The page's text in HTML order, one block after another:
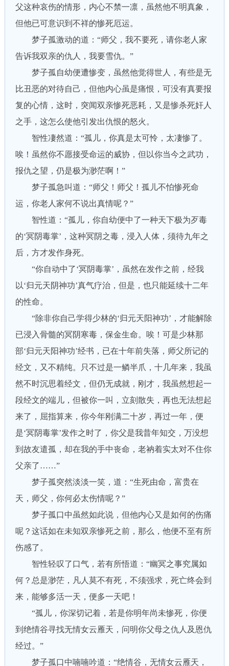
父这种哀伤的情形，内心不禁一凛，虽然他不明真象，
但他已可意识到不祥的惨死厄运。
梦子孤激动的道：“师父，我不要死，请你老人家
告诉我双亲的仇人，我要雪仇。”
梦子孤自幼便遭惨变，虽然他觉得世人，有些是无
比丑恶的对待自己，但他内心虽是痛恨，可没有真要报
复的心情，这时，突闻双亲惨死恶耗，又是惨杀死奸人
之手，这怎么使他引发出仇恨的怒火。
智性凄然道：“孤儿，你真是太可怜，太凄惨了。
唉！虽然你不愿接受命运的威协，但以你当今之武功，
报仇之望，仍是极为渺茫啊！”
梦子孤急叫道：“师父！师父！孤儿不怕惨死命
运，你老人家何不说出真情呢？”
智性道：“孤儿，你自幼便中了一种天下极为歹毒
的‘冥阴毒掌’，这种冥阴之毒，浸入人体，须待九年之
后，方才发作身死。
“你自动中了‘冥阴毒掌’，虽然在发作之前，经我
以‘归元天阴神功’真气疗治，但是，也只能延续十二年
的性命。
“除非你自己学得少林的‘归元天阳神功’，才能解除
已浸入骨髓的冥阴寒毒，保金生命。唉！可是少林那
部‘归元天阳神功’经书，已在十年前失落，师父所记的
经文，又不精纯。只不过是一鳞半爪，十几年来，我虽
然不时沉思着经文，但仍无成就，刚才，我虽然想起一
段经文的端儿，但被你一叫，立刻散失，再也无法想起
来了，屈指算来，你今年刚满二十岁，再过一年，便
是‘冥阴毒掌’发作之时了，你父是我昔年知交，万没想
到故友遣孤，却在我的手中丧命，老衲着实太对不住你
父亲了……”
梦子孤突然淡淡一笑，道：“生死由命，富贵在
天，师父，你何必太伤情呢？”
梦子孤口中虽然如此说，但他内心又是如何的伤痛
呢？这话如在未知双亲惨死之前，那么，他便不至有所
伤感了。
智性轻叹了口气，若有所悟道：“幽冥之事究属如
何？总是渺茫，凡人莫不有死，不须强求，死亡终会到
来，能够多活一天，便多一天吧！
“孤儿，你深切记着，若是你明年尚未惨死，你便
到绝情谷寻找无情女云雁天，问明你父母之仇人及恩仇
经过。”
梦子孤口中喃喃吟道：“绝情谷，无情女云雁天，